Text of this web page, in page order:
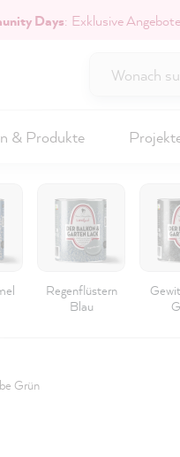
Days: Exklusive
& Produkte
Regenflüstern
Blau
Grün